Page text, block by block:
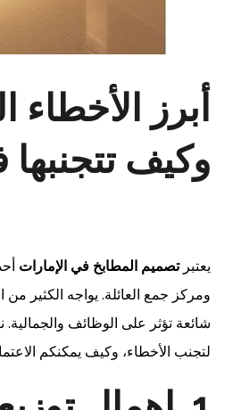
أبرز
وكيف تتجنبها
يعتبرتصميم المطابخ في الإمارات
ومركز جمع العائلة. يواجه الكثير من
شائعة تؤثر على الوظائف
لتجنب الأخطاء، وكيف يمكنكم